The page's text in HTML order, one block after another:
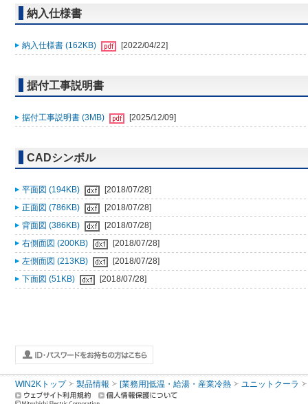
納入仕様書
納入仕様書 (162KB) [2022/04/22]
据付工事説明書
据付工事説明書 (3MB) [2025/12/09]
CADシンボル
平面図 (194KB)
[2018/07/28]
正面図 (786KB)
[2018/07/28]
背面図 (386KB)
[2018/07/28]
右側面図 (200KB)
[2018/07/28]
左側面図 (213KB)
[2018/07/28]
下面図 (51KB)
[2018/07/28]
WIN2Kトップ 製品情報 [業務用]低温・給湯・産業冷熱 ユニットクーラ